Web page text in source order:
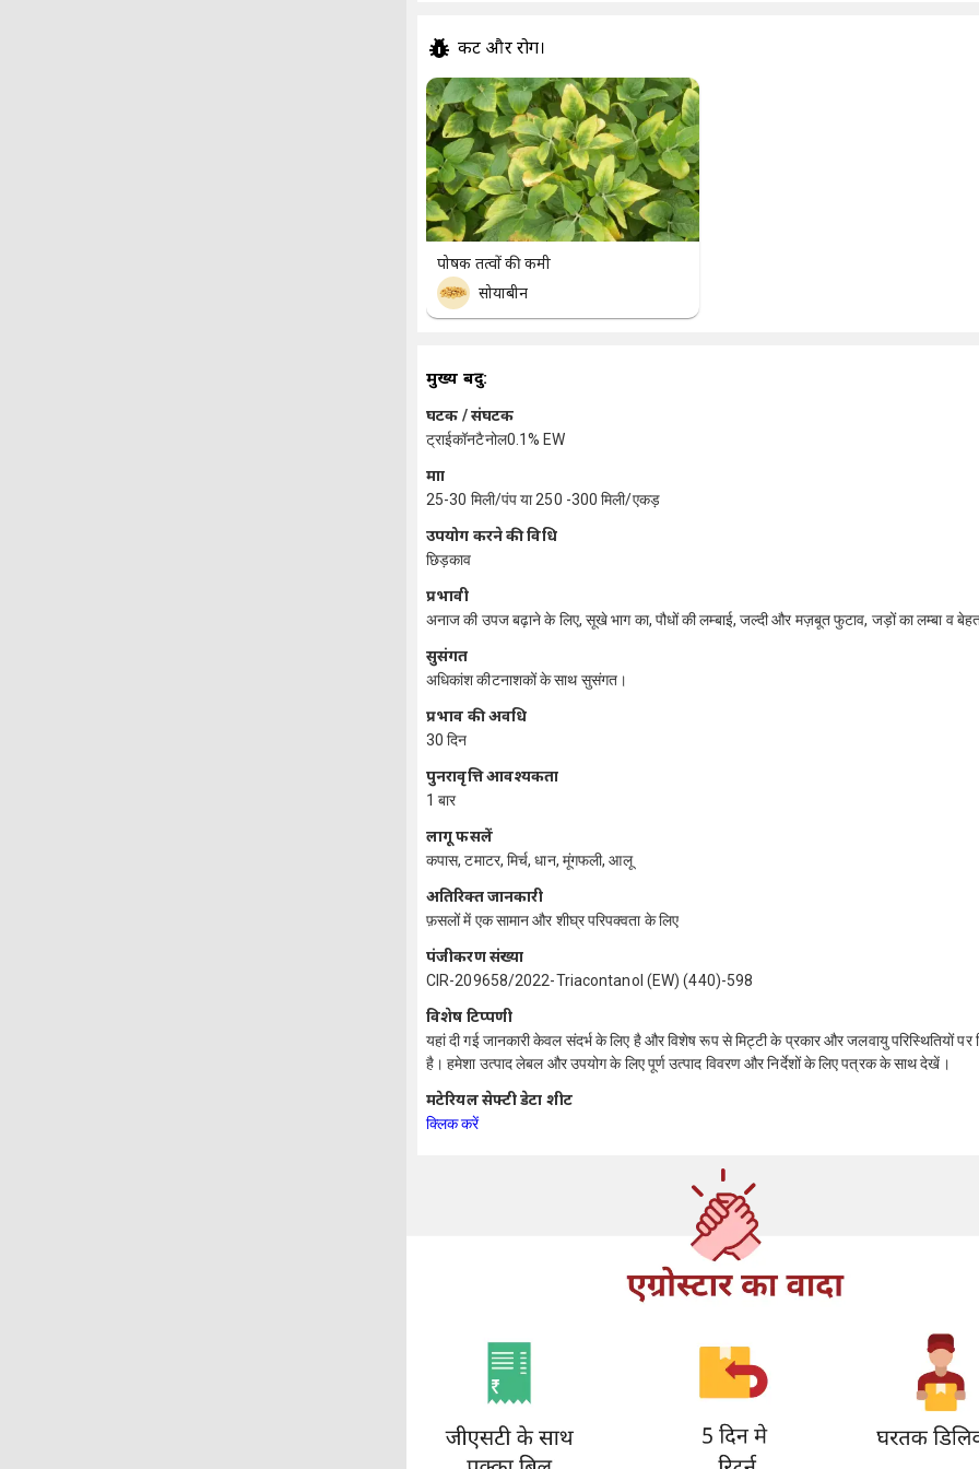
कीट और रोग।
पोषक तत्वों की कमी
सोयाबीन
मुख्य बिंदु:
घटक / संघटक
ट्राईकॉनटैनोल0.1% EW
मात्रा
25-30 मिली/पंप या 250 -300 मिली/एकड़
उपयोग करने की विधि
छिड़काव
प्रभावी
अनाज की उपज बढ़ाने के लिए, सूखे भाग का, पौधों की लम्बाई, जल्दी और मज़बूत फुटाव, जड़ों का लम्बा व
सुसंगत
अधिकांश कीटनाशकों के साथ सुसंगत।
प्रभाव की अवधि
30 दिन
पुनरावृत्ति आवश्यकता
1 बार
लागू फसलें
कपास, टमाटर, मिर्च, धान, मूंगफली, आलू
अतिरिक्त जानकारी
फ़सलों में एक सामान और शीघ्र परिपक्वता के लिए
पंजीकरण संख्या
CIR-209658/2022-Triacontanol (EW) (440)-598
विशेष टिप्पणी
यहां दी गई जानकारी केवल संदर्भ के लिए है और विशेष रूप से मिट्टी के प्रकार और जलवायु परिस्थितियों पर
है। हमेशा उत्पाद लेबल और उपयोग के लिए पूर्ण उत्पाद विवरण और निर्देशों के लिए पत्रक के साथ देखें।
मटेरियल सेफ्टी डेटा शीट
क्लिक करें